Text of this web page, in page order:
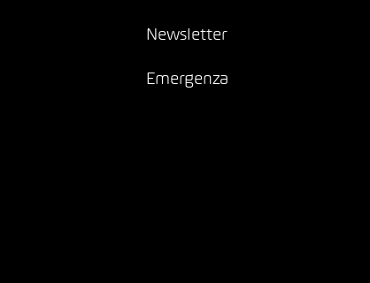
Newsletter
Emergenza